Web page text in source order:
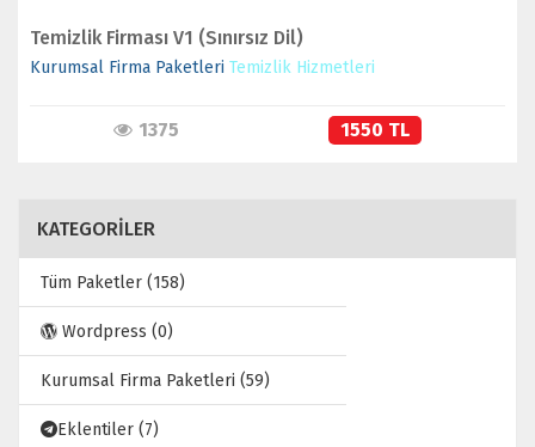
Temizlik Firması V1 (Sınırsız Dil)
Kurumsal Firma Paketleri Temizlik Hizmetleri
1375 1550 TL
KATEGORİLER
Tüm Paketler (158)
Wordpress (0)
Kurumsal Firma Paketleri (59)
Eklentiler (7)